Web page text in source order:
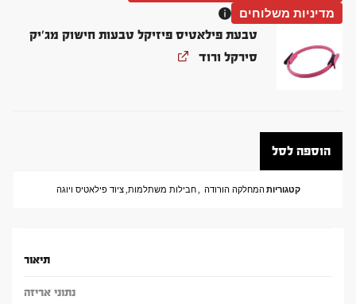
מדיניות משלוחים
טבעת פילאטיס פיזיקל טבעות חישוק מג'יק
סירקל ורוד
הוספה לסל
קטגוריות המחלקה הורודה ,חבילות משתלמות,ציוד פילאטיס ויוגה
תיאור
נתוני אריזה